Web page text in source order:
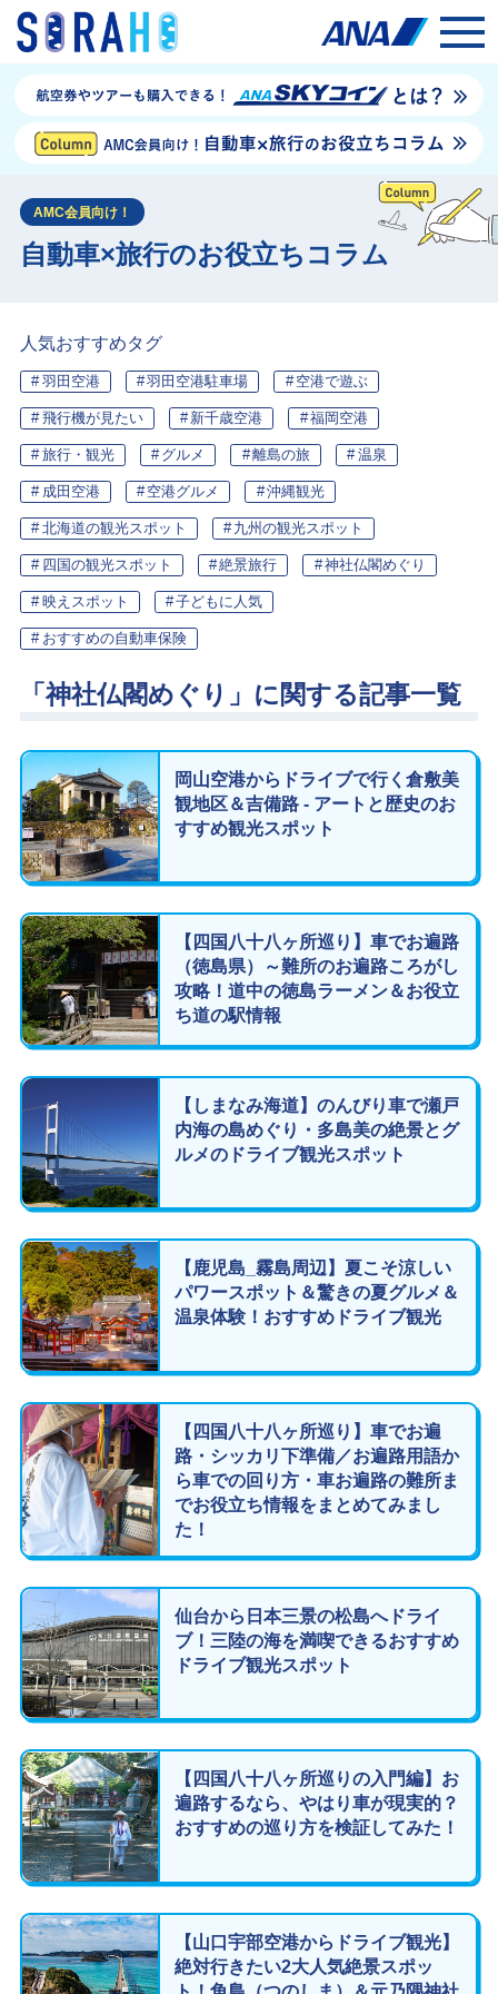
AMC会員向け！
自動車×旅行のお役立ちコラム
人気おすすめタグ
羽田空港 羽田空港駐車場 空港で遊ぶ
飛行機が見たい 新千歳空港 福岡空港
旅行・観光 グルメ 離島の旅 温泉
成田空港 空港グルメ 沖縄観光
北海道の観光スポット 九州の観光スポット
四国の観光スポット 絶景旅行 神社仏閣めぐり
映えスポット 子どもに人気
おすすめの自動車保険
「神社仏閣めぐり」に関する記事一覧
岡山空港からドライブで行く倉敷美
観地区＆吉備路 - アートと歴史のお
すすめ観光スポット
【四国八十八ヶ所巡り】車でお遍路
（徳島県）～難所のお遍路ころがし
攻略！道中の徳島ラーメン＆お役立
ち道の駅情報
【しまなみ海道】のんびり車で瀬戸
内海の島めぐり・多島美の絶景とグ
ルメのドライブ観光スポット
【鹿児島_霧島周辺】夏こそ涼しい
パワースポット＆驚きの夏グルメ＆
温泉体験！おすすめドライブ観光
【四国八十八ヶ所巡り】車でお遍
路・シッカリ下準備／お遍路用語か
ら車での回り方・車お遍路の難所ま
でお役立ち情報をまとめてみまし
た！
仙台から日本三景の松島へドライ
ブ！三陸の海を満喫できるおすすめ
ドライブ観光スポット
【四国八十八ヶ所巡りの入門編】お
遍路するなら、やはり車が現実的？
おすすめの巡り方を検証してみた！
【山口宇部空港からドライブ観光】
絶対行きたい2大人気絶景スポッ